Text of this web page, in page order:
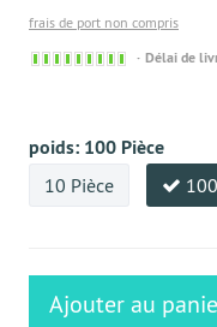
frais de port non compris
Sofort
Délai de
poids: 100 Pièce
10 Pièce
Ajouter au